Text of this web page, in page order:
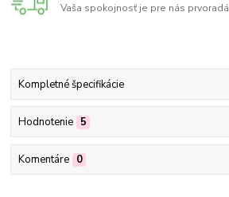
Vaša spokojnosť je pre nás prvoradá
Kompletné špecifikácie
Hodnotenie 5
Komentáre 0